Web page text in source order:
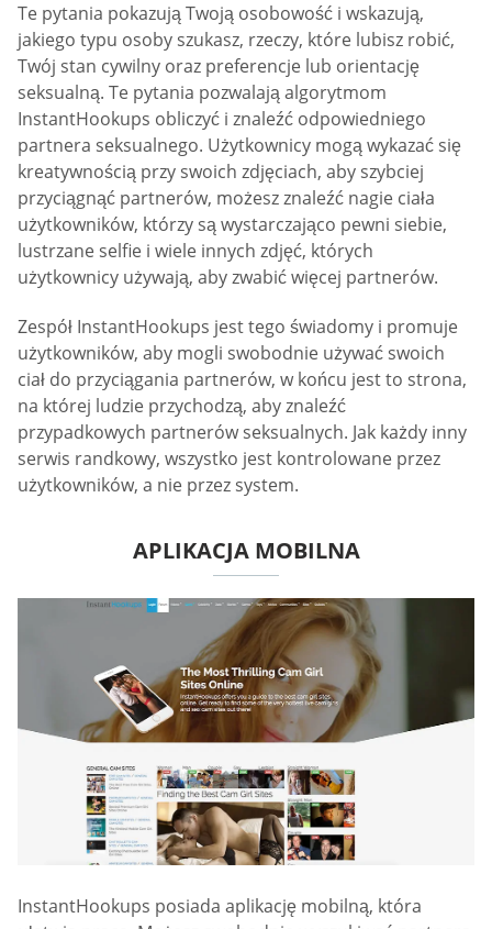
Te pytania pokazują Twoją osobowość i wskazują,
jakiego typu osoby szukasz, rzeczy, które lubisz robić,
Twój stan cywilny oraz preferencje lub orientację
seksualną. Te pytania pozwalają algorytmom
InstantHookups obliczyć i znaleźć odpowiedniego
partnera seksualnego. Użytkownicy mogą wykazać się
kreatywnością przy swoich zdjęciach, aby szybciej
przyciągnąć partnerów, możesz znaleźć nagie ciała
użytkowników, którzy są wystarczająco pewni siebie,
lustrzane selfie i wiele innych zdjęć, których
użytkownicy używają, aby zwabić więcej partnerów.
Zespół InstantHookups jest tego świadomy i promuje
użytkowników, aby mogli swobodnie używać swoich
ciał do przyciągania partnerów, w końcu jest to strona,
na której ludzie przychodzą, aby znaleźć
przypadkowych partnerów seksualnych. Jak każdy inny
serwis randkowy, wszystko jest kontrolowane przez
użytkowników, a nie przez system.
APLIKACJA MOBILNA
InstantHookups posiada aplikację mobilną, która